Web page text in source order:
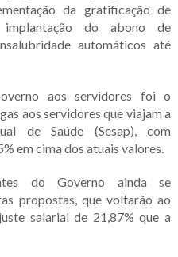
da gratificação de
do abono de
automáticos até
aos servidores foi o
aos servidores que viajam a
de Saúde (Sesap), com
em cima dos atuais valores.
do Governo ainda se
propostas, que voltarão ao
salarial de 21,87% que a